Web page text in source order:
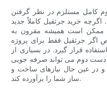
کامل مستلزم در نظر گرفتن
خرید جرثقیل کاملاً جدید
ممکن است همیشه مقرون به
اگر جرثقیل فقط برای پروژه
قرار گیرد. در بسیاری از
دست دوم می تواند صرفه جویی
و در عین حال نیازهای ساخت و
ساز شما را برآورده کند.